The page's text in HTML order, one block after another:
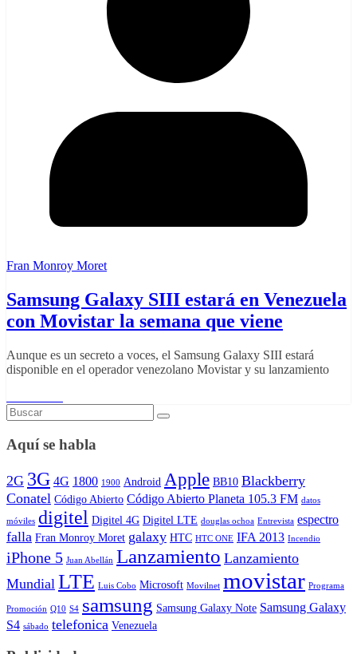
Fran Monroy Moret
Samsung Galaxy SIII estará en Venezuela
con Movistar la semana que viene
Aunque es un secreto a voces, el Samsung Galaxy SIII estará
disponible en el operador venezolano Movistar y su lanzamiento
Aquí se habla
2G 3G 4G 1800 1900 Android Apple BB10 Blackberry
Conatel Código Abierto Código Abierto Planeta 105.3 FM datos
móviles digitel Digitel 4G Digitel LTE douglas ochoa Entrevista espectro
falla Fran Monroy Moret galaxy HTC HTC ONE IFA 2013 Incendio
iPhone 5 Juan Abellán Lanzamiento Lanzamiento
Mundial LTE Luis Cobo Microsoft Movilnet movistar Programa
Promoción Q10 S4 samsung Samsung Galaxy Note Samsung Galaxy
S4 sábado telefonica Venezuela